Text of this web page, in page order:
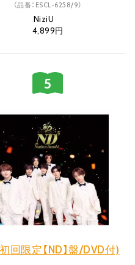
（品番：ESCL-6258/9）
NiziU
4,899円
回限定【ND】盤/DVD付)